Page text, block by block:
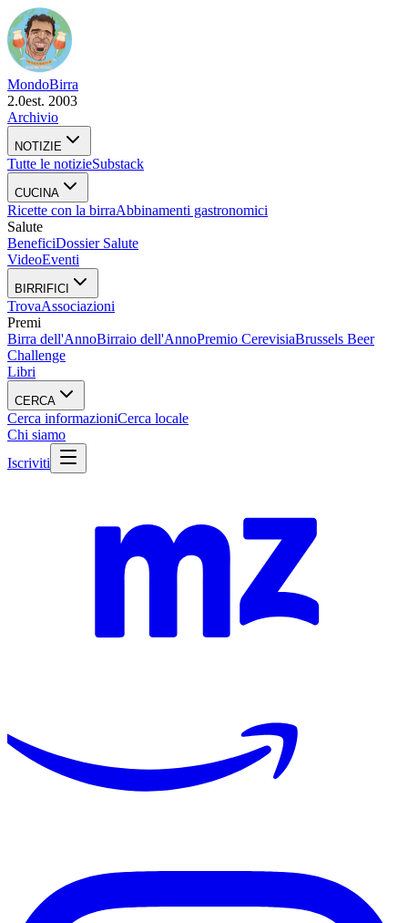
MondoBirra
2.0est. 2003
Archivio
NOTIZIE
Tutte le notizieSubstack
CUCINA
Ricette con la birraAbbinamenti gastronomici
Salute
BeneficiDossier Salute
VideoEventi
BIRRIFICI
TrovaAssociazioni
Premi
Birra dell'AnnoBirraio dell'AnnoPremio CerevisiaBrussels Beer
Challenge
Libri
CERCA
Cerca informazioniCerca locale
Chi siamo
Iscriviti